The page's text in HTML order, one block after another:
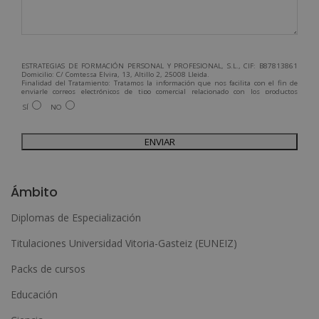
ESTRATEGIAS DE FORMACIÓN PERSONAL Y PROFESIONAL, S.L., CIF: B87813861
Domicilio: C/ Comtessa Elvira, 13, Altillo 2, 25008 Lleida.
Finalidad del Tratamiento: Tratamos la información que nos facilita con el fin de
enviarle correos electrónicos de tipo comercial relacionado con los productos
ofrecidos y otros tipo de productos que fueran de su interés.
Legitimación del tratamiento: Consentimiento del interesado.
Para más información consulte nuestra Política de Privacidad.
Desea recibir información comercial (vía telefónica y/o email):
SÍ NO
e
r
n
Ámbito
Diplomas de Especialización
Titulaciones Universidad Vitoria-Gasteiz (EUNEIZ)
Packs de cursos
Educación